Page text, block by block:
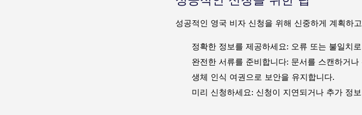
성공적인 영국 비자 신청을 위해 신중하게 계획하
정확한 정보를 제공하세요: 오류 또는 불일치
완전한 서류를 준비합니다: 문서를 스캔하거
생체 인식 여권으로 보안을 유지합니다.
미리 신청하세요: 신청이 지연되거나 추가 정